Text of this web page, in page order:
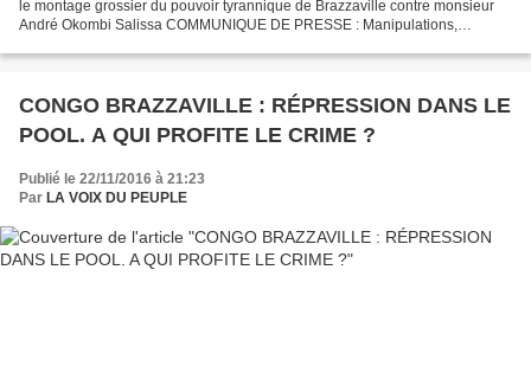
le montage grossier du pouvoir tyrannique de Brazzaville contre monsieur
André Okombi Salissa COMMUNIQUE DE PRESSE : Manipulations,
CONGO BRAZZAVILLE : RÉPRESSION DANS LE
POOL. A QUI PROFITE LE CRIME ?
Publié le 22/11/2016 à 21:23
Par LA VOIX DU PEUPLE